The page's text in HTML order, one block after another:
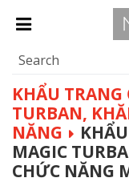
KHẨU
TURBAN,
NĂNG
MAGIC
CHỨC NĂNG